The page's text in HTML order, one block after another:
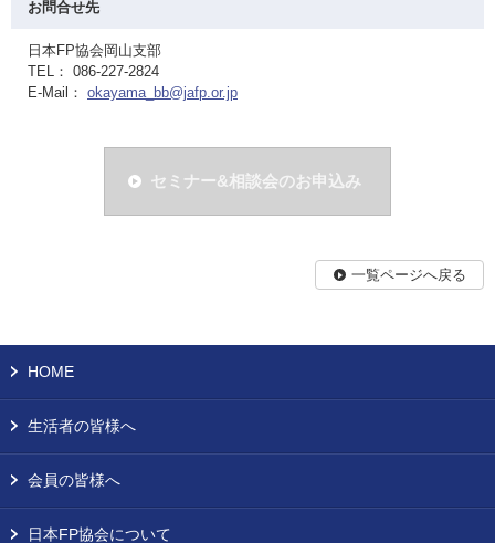
お問合せ先
日本FP協会岡山支部
TEL： 086-227-2824
E-Mail： okayama_bb@jafp.or.jp
セミナー&相談会のお申込み
一覧ページへ戻る
HOME
生活者の皆様へ
会員の皆様へ
日本FP協会について